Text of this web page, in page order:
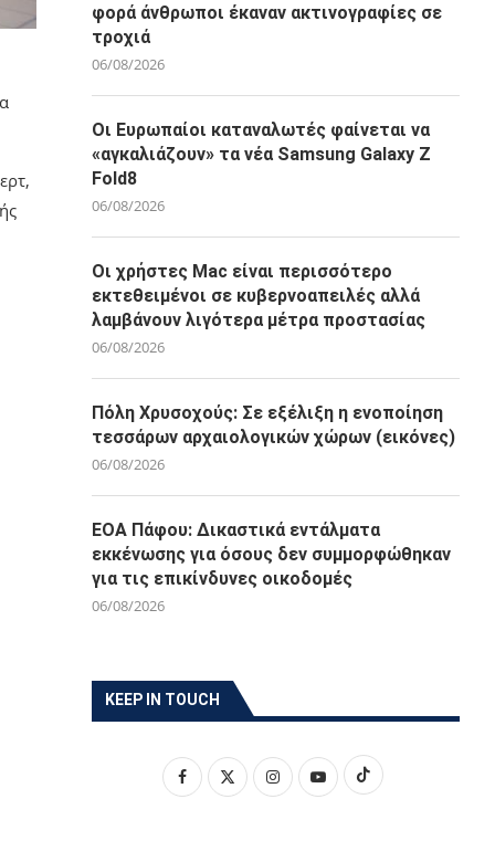
φορά άνθρωποι έκαναν ακτινογραφίες σε
τροχιά
06/08/2026
Οι Ευρωπαίοι καταναλωτές φαίνεται να
«αγκαλιάζουν» τα νέα Samsung Galaxy Z
Fold8
06/08/2026
Οι χρήστες Mac είναι περισσότερο
εκτεθειμένοι σε κυβερνοαπειλές αλλά
λαμβάνουν λιγότερα μέτρα προστασίας
06/08/2026
Πόλη Χρυσοχούς: Σε εξέλιξη η ενοποίηση
τεσσάρων αρχαιολογικών χώρων (εικόνες)
06/08/2026
ΕΟΑ Πάφου: Δικαστικά εντάλματα
εκκένωσης για όσους δεν συμμορφώθηκαν
για τις επικίνδυνες οικοδομές
06/08/2026
KEEP IN TOUCH